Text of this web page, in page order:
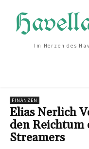
Im Herzen des
FINANZEN
Elias Nerlich
den Reichtum
Streamers